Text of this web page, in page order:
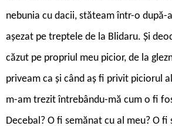
nebunia cu dacii, stăteam într-o după-
așezat pe treptele de la Blidaru. Și
căzut pe propriul meu picior, de la
priveam ca și când aș fi privit piciorul
m-am trezit întrebându-mă cum o fi
Decebal? O fi semănat cu al meu? O fi